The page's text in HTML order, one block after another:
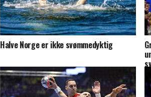
Halve Norge er ikke svømmedyktig